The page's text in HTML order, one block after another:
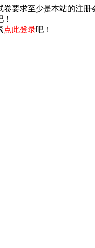
要求至少是本站的注册
！
点此登录吧！